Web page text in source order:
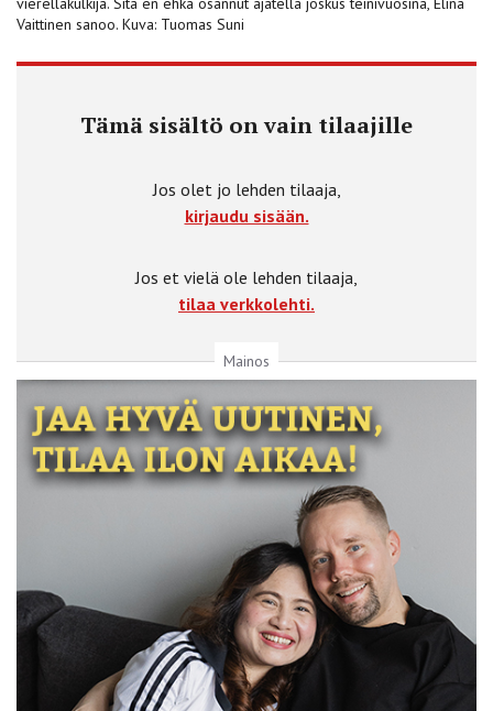
Vaittinen sanoo. Kuva: Tuomas Suni
Tämä sisältö on vain tilaajille
Jos olet jo lehden tilaaja,
kirjaudu sisään.
Jos et vielä ole lehden tilaaja,
tilaa verkkolehti.
Mainos